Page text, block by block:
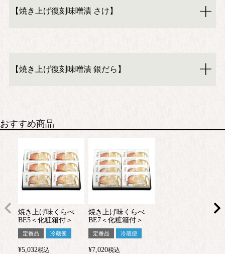
【焼き上げ復刻味噌漬 さけ】
【焼き上げ復刻味噌漬 銀だら】
おすすめ商品
焼き上げ味くらべ
BE5＜化粧箱付＞
定番品 冷蔵便
¥5,032税込
焼き上げ味くらべ
BE7＜化粧箱付＞
定番品 冷蔵便
¥7,020税込